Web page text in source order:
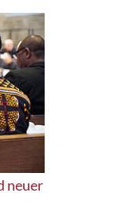
neuer